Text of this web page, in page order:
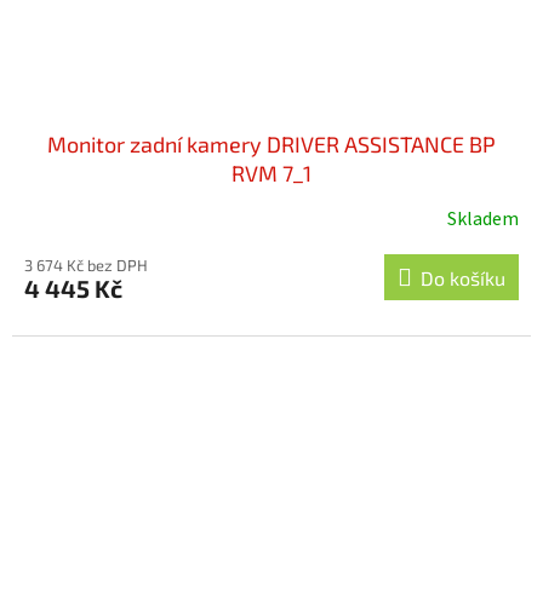
Monitor zadní kamery DRIVER ASSISTANCE BP
RVM 7_1
Skladem
3 674 Kč bez DPH
4 445 Kč Do košíku